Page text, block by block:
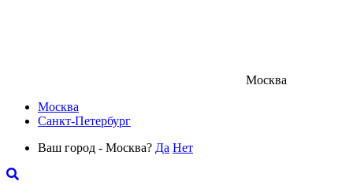
Москва
Москва
Санкт-Петербург
Ваш город - Москва? Да Нет